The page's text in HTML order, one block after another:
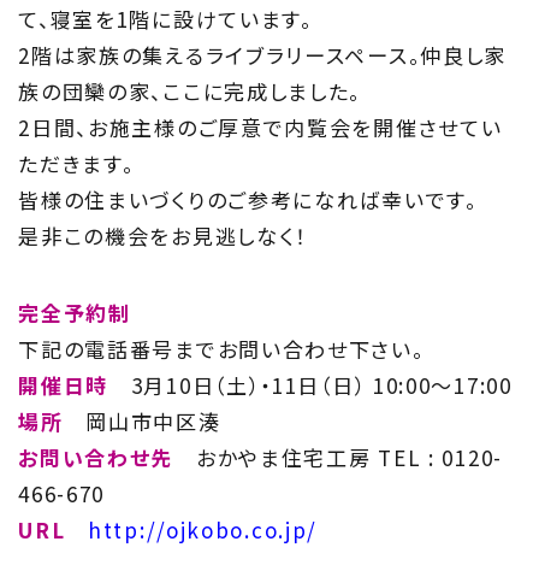
Maintenance
家のメンテナンス
じゅう
住宅相談窓口 じゅうmado
て、寝室を1階に設けています。
2階は家族の集えるライブラリースペース。仲良し家
族の団欒の家、ここに完成しました。
2日間、お施主様のご厚意で内覧会を開催させてい
ただきます。
皆様の住まいづくりのご参考になれば幸いです。
是非この機会をお見逃しなく！
完全予約制
下記の電話番号までお問い合わせ下さい。
開催日時 3月10日（土）・11日（日） 10:00～17:00
場所 岡山市中区湊
お問い合わせ先 おかやま住宅工房 TEL : 0120-
466-670
URL
http://ojkobo.co.jp/